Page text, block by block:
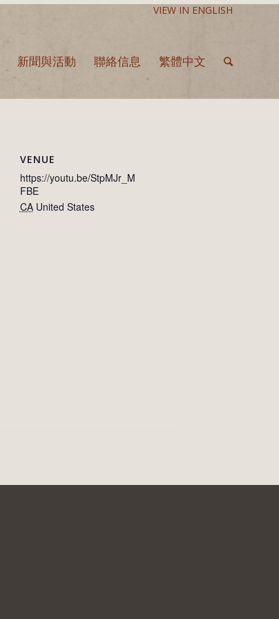
VIEW IN ENGLISH
新聞與活動 聯絡信息 繁體中文
VENUE
https://youtu.be/StpMJr_M
FBE
CA United States